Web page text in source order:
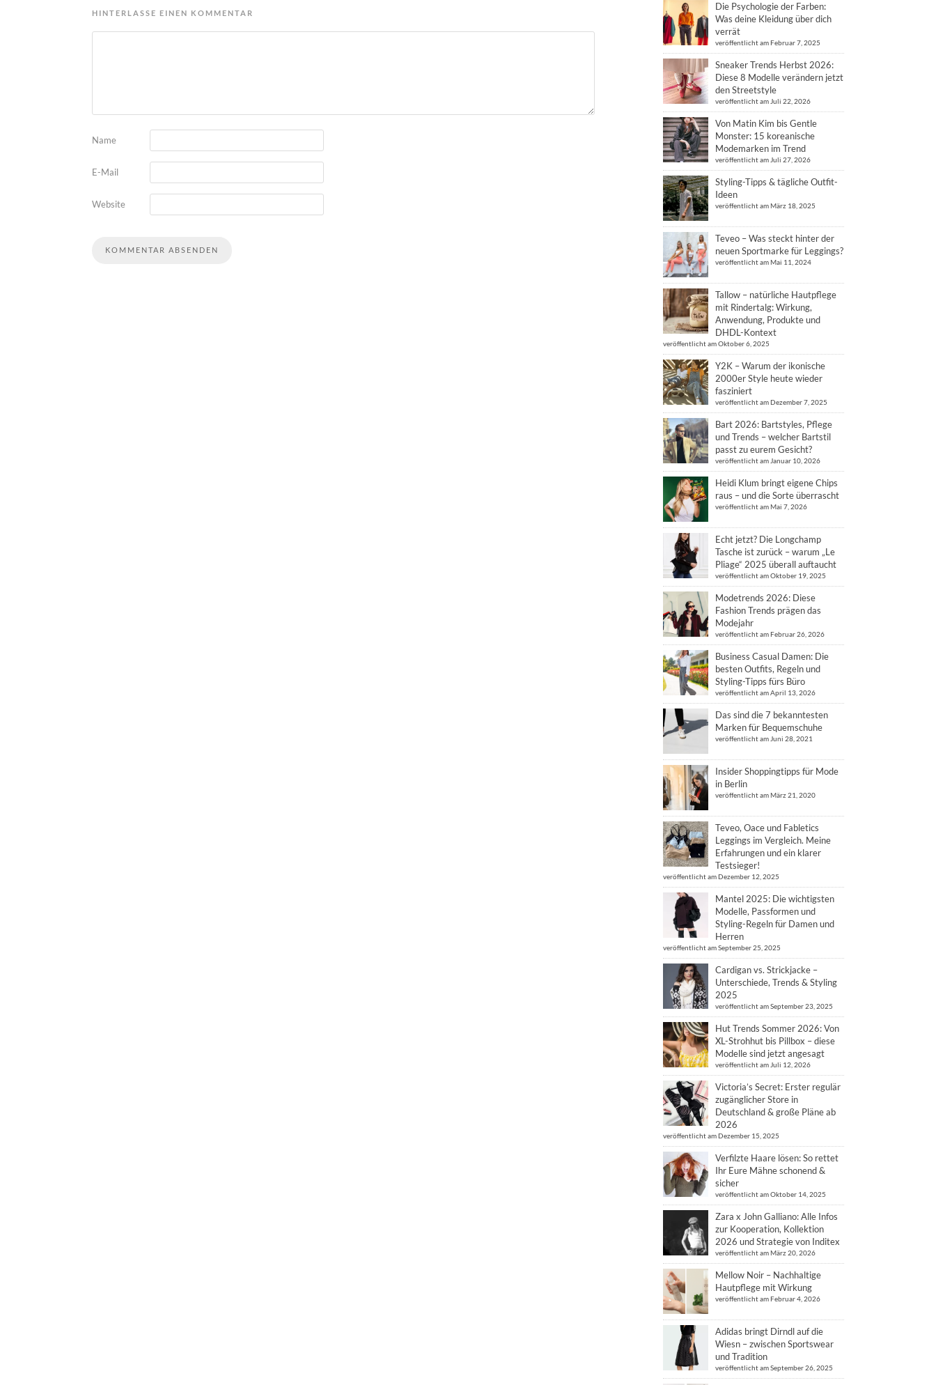
HINTERLASSE EINEN KOMMENTAR
Name
E-Mail
Website
Die Psychologie der Farben:
Was deine Kleidung über dich
verrät
veröffentlicht am Februar 7, 2025
Sneaker Trends Herbst 2026:
Diese 8 Modelle verändern jetzt
den Streetstyle
veröffentlicht am Juli 22, 2026
Von Matin Kim bis Gentle
Monster: 15 koreanische
Modemarken im Trend
veröffentlicht am Juli 27, 2026
Styling-Tipps & tägliche Outfit-
Ideen
veröffentlicht am März 18, 2025
Teveo – Was steckt hinter der
neuen Sportmarke für Leggings?
veröffentlicht am Mai 11, 2024
Tallow – natürliche Hautpflege
mit Rindertalg: Wirkung,
Anwendung, Produkte und
DHDL-Kontext
veröffentlicht am Oktober 6, 2025
Y2K – Warum der ikonische
2000er Style heute wieder
fasziniert
veröffentlicht am Dezember 7, 2025
Bart 2026: Bartstyles, Pflege
und Trends – welcher Bartstil
passt zu eurem Gesicht?
veröffentlicht am Januar 10, 2026
Heidi Klum bringt eigene Chips
raus – und die Sorte überrascht
veröffentlicht am Mai 7, 2026
Echt jetzt? Die Longchamp
Tasche ist zurück – warum „Le
Pliage“ 2025 überall auftaucht
veröffentlicht am Oktober 19, 2025
Modetrends 2026: Diese
Fashion Trends prägen das
Modejahr
veröffentlicht am Februar 26, 2026
Business Casual Damen: Die
besten Outfits, Regeln und
Styling-Tipps fürs Büro
veröffentlicht am April 13, 2026
Das sind die 7 bekanntesten
Marken für Bequemschuhe
veröffentlicht am Juni 28, 2021
Insider Shoppingtipps für Mode
in Berlin
veröffentlicht am März 21, 2020
Teveo, Oace und Fabletics
Leggings im Vergleich. Meine
Erfahrungen und ein klarer
Testsieger!
veröffentlicht am Dezember 12, 2025
Mantel 2025: Die wichtigsten
Modelle, Passformen und
Styling-Regeln für Damen und
Herren
veröffentlicht am September 25, 2025
Cardigan vs. Strickjacke –
Unterschiede, Trends & Styling
2025
veröffentlicht am September 23, 2025
Hut Trends Sommer 2026: Von
XL-Strohhut bis Pillbox – diese
Modelle sind jetzt angesagt
veröffentlicht am Juli 12, 2026
Victoria’s Secret: Erster regulär
zugänglicher Store in
Deutschland & große Pläne ab
2026
veröffentlicht am Dezember 15, 2025
Verfilzte Haare lösen: So rettet
Ihr Eure Mähne schonend &
sicher
veröffentlicht am Oktober 14, 2025
Zara x John Galliano: Alle Infos
zur Kooperation, Kollektion
2026 und Strategie von Inditex
veröffentlicht am März 20, 2026
Mellow Noir – Nachhaltige
Hautpflege mit Wirkung
veröffentlicht am Februar 4, 2026
Adidas bringt Dirndl auf die
Wiesn – zwischen Sportswear
und Tradition
veröffentlicht am September 26, 2025